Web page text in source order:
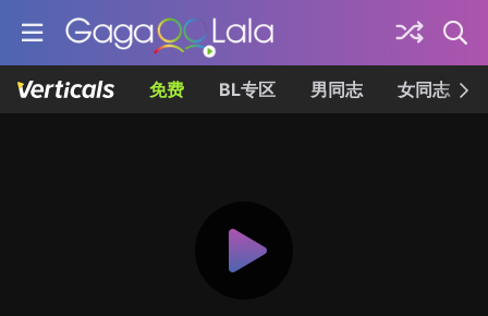
免费 BL专区 男同志 女同志